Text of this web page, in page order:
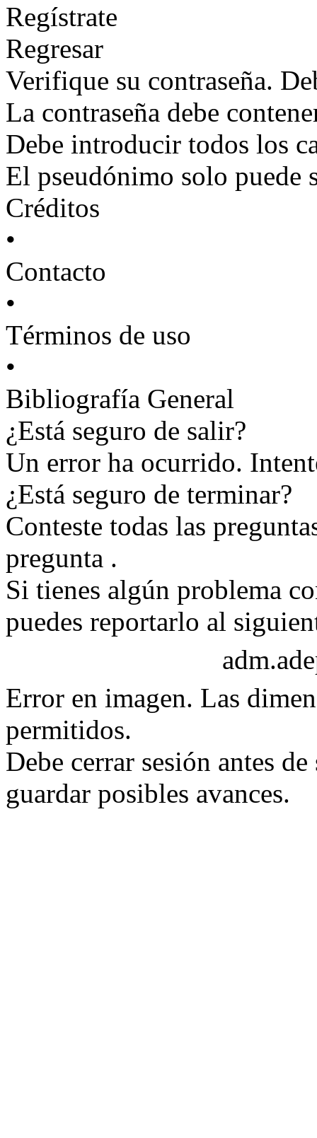
Regístrate
Regresar
Verifique su contraseña.
La contraseña debe
Debe introducir todos los
El pseudónimo solo puede
Créditos
•
Contacto
•
Términos de uso
•
Bibliografía General
¿Está seguro de salir?
Un error ha ocurrido.
¿Está seguro de terminar?
Conteste todas las
pregunta .
Si tienes algún problema
puedes reportarlo al
Error en imagen. Las
permitidos.
Debe cerrar sesión antes
guardar posibles avances.